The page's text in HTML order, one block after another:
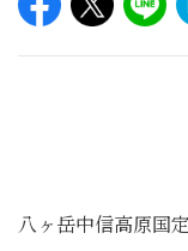
八ヶ岳中信高原国